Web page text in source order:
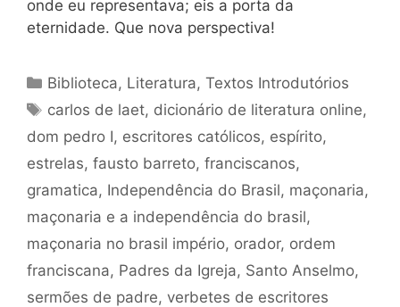
onde eu representava; eis a porta da
eternidade. Que nova perspectiva!
Categorias
Biblioteca, Literatura,Textos Introdutórios
Tags
carlos de laet, dicionário de literatura online,
dom pedro I, escritores católicos, espírito,
estrelas, fausto barreto, franciscanos,
gramatica, Independência do Brasil, maçonaria,
maçonaria e a independência do brasil,
maçonaria no brasil império, orador, ordem
franciscana, Padres da Igreja, Santo Anselmo,
sermões de padre, verbetes de escritores